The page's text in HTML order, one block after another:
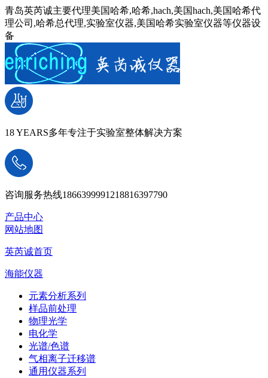
青岛英芮诚主要代理美国哈希,哈希,hach,美国hach,美国哈希代
理公司,哈希总代理,实验室仪器,美国哈希实验室仪器等仪器设
备
18 YEARS多年专注于实验室整体解决方案
咨询服务热线1866399991218816397790
产品中心
网站地图
英芮诚首页
海能仪器
元素分析系列
样品前处理
物理光学
电化学
光谱/色谱
气相离子迁移谱
通用仪器系列